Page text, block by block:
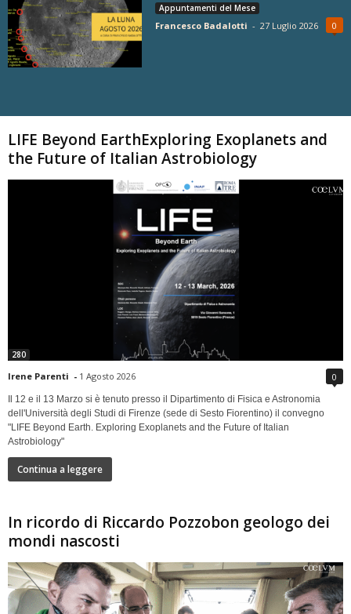
Appuntamenti del Mese
Francesco Badalotti - 27 Luglio 2026 0
LIFE Beyond EarthExploring Exoplanets and
the Future of Italian Astrobiology
280
Irene Parenti - 1 Agosto 2026 0
Il 12 e il 13 Marzo si è tenuto presso il Dipartimento di Fisica e Astronomia
dell'Università degli Studi di Firenze (sede di Sesto Fiorentino) il convegno
"LIFE Beyond Earth. Exploring Exoplanets and the Future of Italian
Astrobiology"
Continua a leggere
In ricordo di Riccardo Pozzobon geologo dei
mondi nascosti